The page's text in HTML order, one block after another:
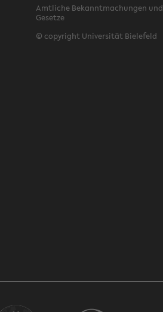
Amtliche Bekanntmachungen und
Gesetze
© copyright Universität Bielefeld